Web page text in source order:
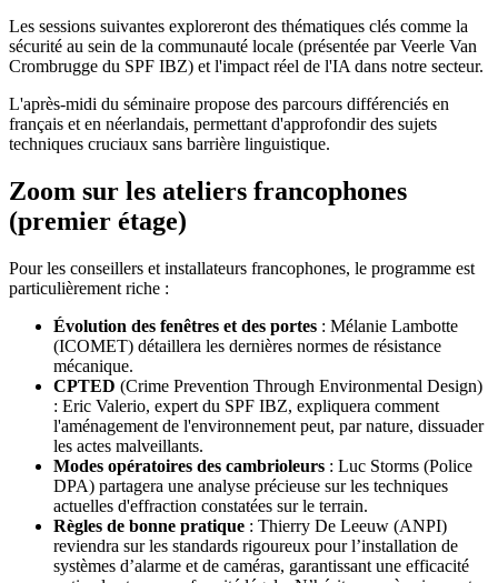
Les sessions suivantes exploreront des thématiques clés comme la
sécurité au sein de la communauté locale (présentée par Veerle Van
Crombrugge du SPF IBZ) et l'impact réel de l'IA dans notre secteur.
L'après-midi du séminaire propose des parcours différenciés en
français et en néerlandais, permettant d'approfondir des sujets
techniques cruciaux sans barrière linguistique.
Zoom sur les ateliers francophones
(premier étage)
Pour les conseillers et installateurs francophones, le programme est
particulièrement riche :
Évolution des fenêtres et des portes : Mélanie Lambotte
(ICOMET) détaillera les dernières normes de résistance
mécanique.
CPTED (Crime Prevention Through Environmental Design)
: Eric Valerio, expert du SPF IBZ, expliquera comment
l'aménagement de l'environnement peut, par nature, dissuader
les actes malveillants.
Modes opératoires des cambrioleurs : Luc Storms (Police
DPA) partagera une analyse précieuse sur les techniques
actuelles d'effraction constatées sur le terrain.
Règles de bonne pratique : Thierry De Leeuw (ANPI)
reviendra sur les standards rigoureux pour l’installation de
systèmes d’alarme et de caméras, garantissant une efficacité